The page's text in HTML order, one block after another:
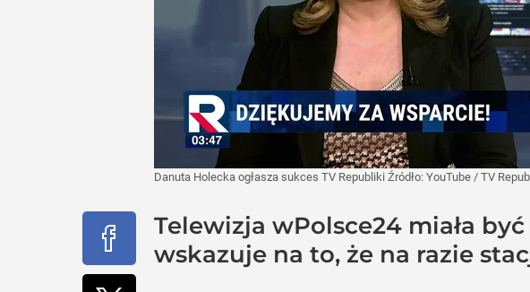
Danuta Holecka ogłasza sukces TV Republiki Źródło: YouTube / TV
Telewizja wPolsce24 miała
wskazuje na to, że na razie